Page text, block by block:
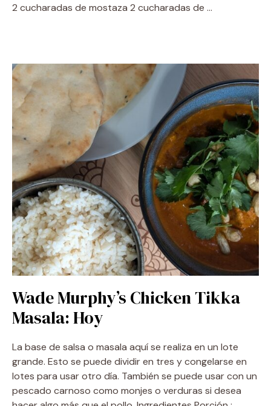
2 cucharadas de mostaza 2 cucharadas de …
Wade Murphy’s Chicken Tikka
Masala: Hoy
La base de salsa o masala aquí se realiza en un lote
grande. Esto se puede dividir en tres y congelarse en
lotes para usar otro día. También se puede usar con un
pescado carnoso como monjes o verduras si desea